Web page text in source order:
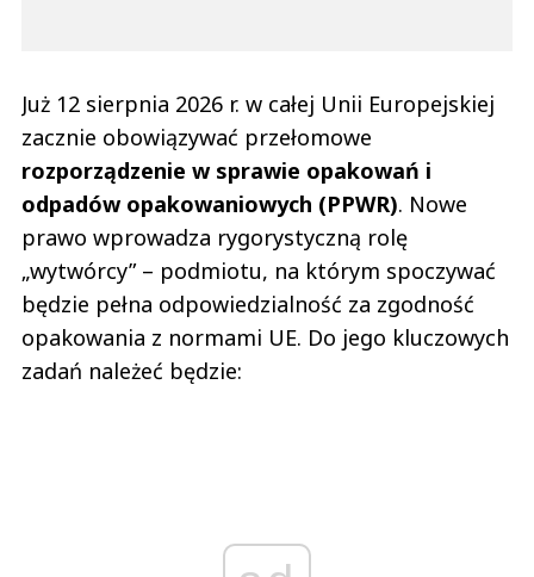
Już 12 sierpnia 2026 r. w całej Unii Europejskiej
zacznie obowiązywać przełomowe
rozporządzenie w sprawie opakowań i
odpadów opakowaniowych (PPWR). Nowe
prawo wprowadza rygorystyczną rolę
„wytwórcy” – podmiotu, na którym spoczywać
będzie pełna odpowiedzialność za zgodność
opakowania z normami UE. Do jego kluczowych
zadań należeć będzie: